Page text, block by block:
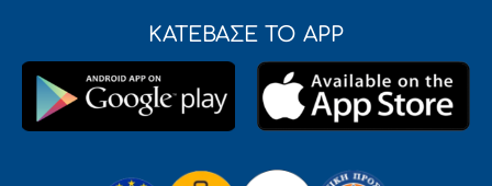
ΚΑΤΕΒΑΣΕ ΤΟ APP